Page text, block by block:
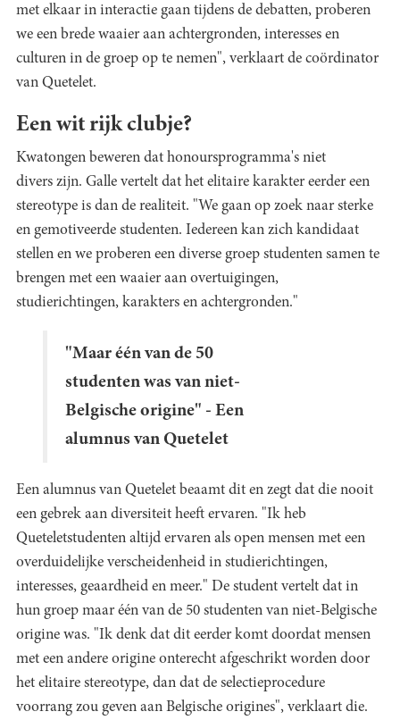
met elkaar in interactie gaan tijdens de debatten, proberen
we een brede waaier aan achtergronden, interesses en
culturen in de groep op te nemen", verklaart de coördinator
van Quetelet.
Een wit rijk clubje?
Kwatongen beweren dat honoursprogramma's niet
divers zijn. Galle vertelt dat het elitaire karakter eerder een
stereotype is dan de realiteit. "We gaan op zoek naar sterke
en gemotiveerde studenten. Iedereen kan zich kandidaat
stellen en we proberen een diverse groep studenten samen te
brengen met een waaier aan overtuigingen,
studierichtingen, karakters en achtergronden."
"Maar één van de 50
studenten was van niet-
Belgische origine" - Een
alumnus van Quetelet
Een alumnus van Quetelet beaamt dit en zegt dat die nooit
een gebrek aan diversiteit heeft ervaren. "Ik heb
Queteletstudenten altijd ervaren als open mensen met een
overduidelijke verscheidenheid in studierichtingen,
interesses, geaardheid en meer." De student vertelt dat in
hun groep maar één van de 50 studenten van niet-Belgische
origine was. "Ik denk dat dit eerder komt doordat mensen
met een andere origine onterecht afgeschrikt worden door
het elitaire stereotype, dan dat de selectieprocedure
voorrang zou geven aan Belgische origines", verklaart die.